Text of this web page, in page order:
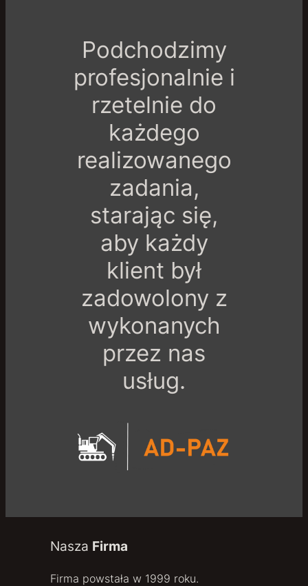
Podchodzimy
profesjonalnie i
rzetelnie do
każdego
realizowanego
zadania,
starając się,
aby każdy
klient był
zadowolony z
wykonanych
przez nas
usług.
Nasza Firma
Firma powstała w 1999 roku.